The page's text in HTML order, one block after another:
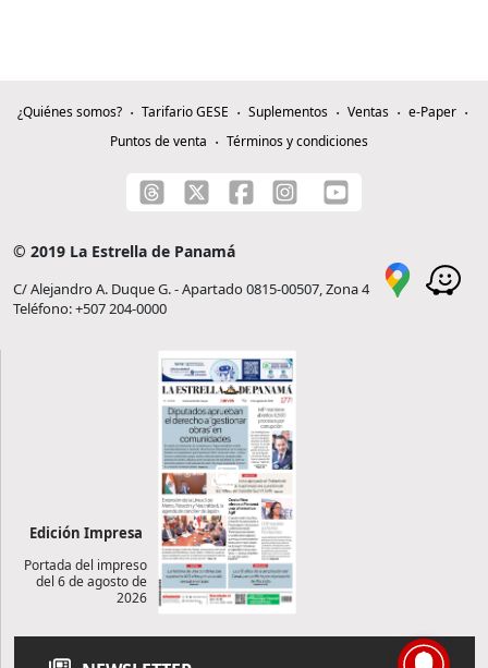
¿Quiénes somos? Tarifario GESE Suplementos Ventas
e-Paper
Puntos de venta
Términos y condiciones
© 2019 La Estrella de Panamá
C/ Alejandro A. Duque G. - Apartado 0815-00507, Zona 4
Teléfono: +507 204-0000
Edición Impresa
Portada del impreso
del 6 de agosto de
2026